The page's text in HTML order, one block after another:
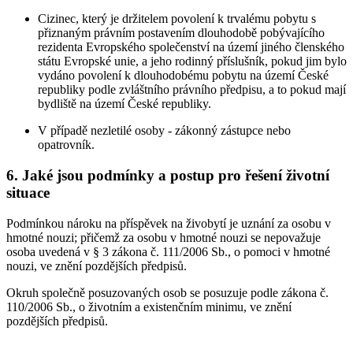
Cizinec, který je držitelem povolení k trvalému pobytu s
přiznaným právním postavením dlouhodobě pobývajícího
rezidenta Evropského společenství na území jiného členského
státu Evropské unie, a jeho rodinný příslušník, pokud jim bylo
vydáno povolení k dlouhodobému pobytu na území České
republiky podle zvláštního právního předpisu, a to pokud mají
bydliště na území České republiky.
V případě nezletilé osoby - zákonný zástupce nebo
opatrovník.
6. Jaké jsou podmínky a postup pro řešení životní
situace
Podmínkou nároku na příspěvek na živobytí je uznání za osobu v
hmotné nouzi; přičemž za osobu v hmotné nouzi se nepovažuje
osoba uvedená v § 3 zákona č. 111/2006 Sb., o pomoci v hmotné
nouzi, ve znění pozdějších předpisů.
Okruh společně posuzovaných osob se posuzuje podle zákona č.
110/2006 Sb., o životním a existenčním minimu, ve znění
pozdějších předpisů.